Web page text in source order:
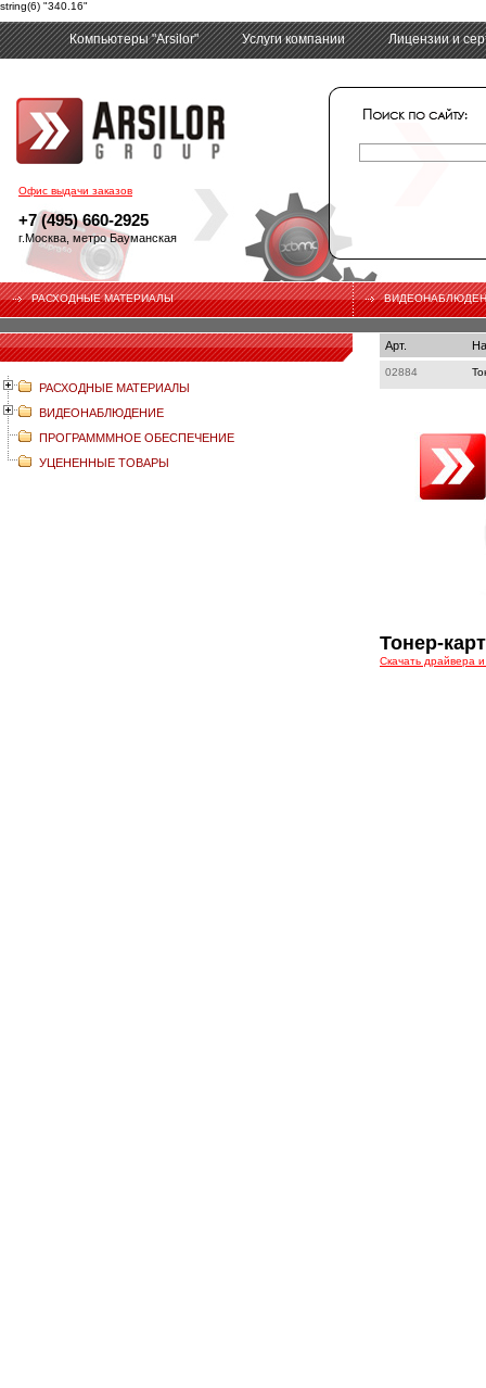
string(6) "340.16"
Офис выдачи заказов
+7 (495) 660-2925
г.Москва, метро Бауманская
Компьютеры "Arsilor" Услуги компании Лицензии и
РАСХОДНЫЕ МАТЕРИАЛЫ
РАСХОДНЫЕ МАТЕРИАЛЫ
ВИДЕОНАБЛЮДЕНИЕ
ПРОГРАМММНОЕ ОБЕСПЕЧЕНИЕ
УЦЕНЕННЫЕ ТОВАРЫ
Арт.
02884
Тонер-
Скачать драйвера